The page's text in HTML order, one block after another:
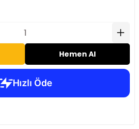
Hemen Al